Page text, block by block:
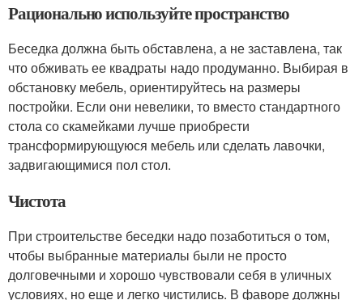
Рационально используйте пространство
Беседка должна быть обставлена, а не заставлена, так
что обживать ее квадраты надо продуманно. Выбирая в
обстановку мебель, ориентируйтесь на размеры
постройки. Если они невелики, то вместо стандартного
стола со скамейками лучше приобрести
трансформирующуюся мебель или сделать лавочки,
задвигающимися пол стол.
Чистота
При строительстве беседки надо позаботиться о том,
чтобы выбранные материалы были не просто
долговечными и хорошо чувствовали себя в уличных
условиях, но еще и легко чистились. В фаворе должны